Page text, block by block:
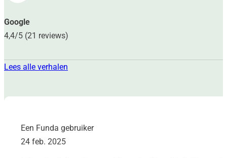
Google
4,4/5 (21 reviews)
Lees alle verhalen
Een Funda gebruiker
24 feb. 2025